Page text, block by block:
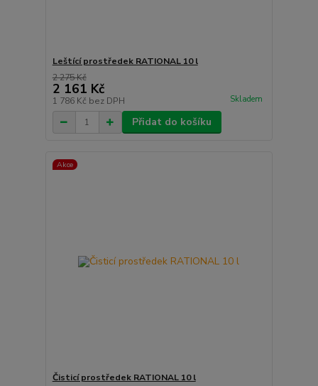
Leštící prostředek RATIONAL 10 l
2 275 Kč
2 161 Kč
1 786 Kč bez DPH Skladem
Přidat do košíku
Akce
Čisticí prostředek RATIONAL 10 l